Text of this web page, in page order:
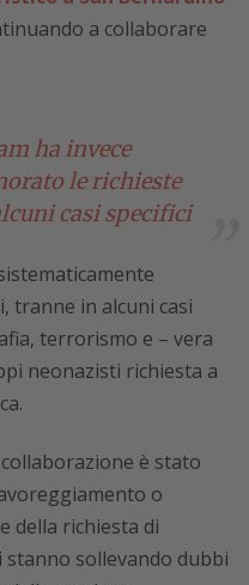
a collaborare
ha invece
le richieste
casi specifici
tranne in alcuni casi
terrorismo e – vera
neonazisti richiesta a
è stato
o
della richiesta di
stanno sollevando dubbi